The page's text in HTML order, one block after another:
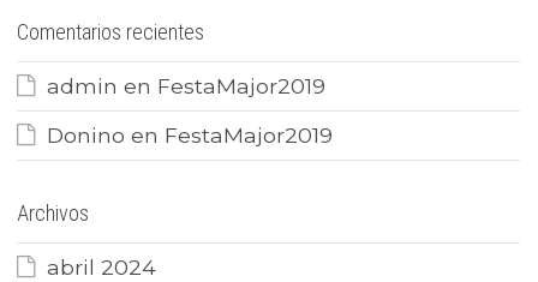
Comentarios recientes
admin en FestaMajor2019
Donino en FestaMajor2019
Archivos
abril 2024